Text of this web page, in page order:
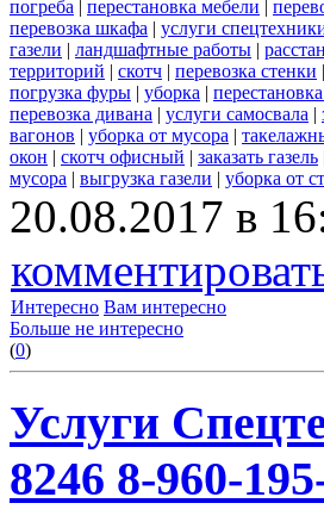
погреба | перестановка мебели |
перевозка шкафа | услуги
газели | ландшафтные работы |
территорий | скотч | перевозка стенки |
погрузка фуры | уборка |
перевозка дивана | услуги самосвала |
вагонов | уборка от мусора |
окон | скотч офисный | заказать газель
мусора | выгрузка газели | уборка от
20.08.2017 в
Интересно Вам интересно
Больше не интересно
(0)
Услуги
8246 8-960-